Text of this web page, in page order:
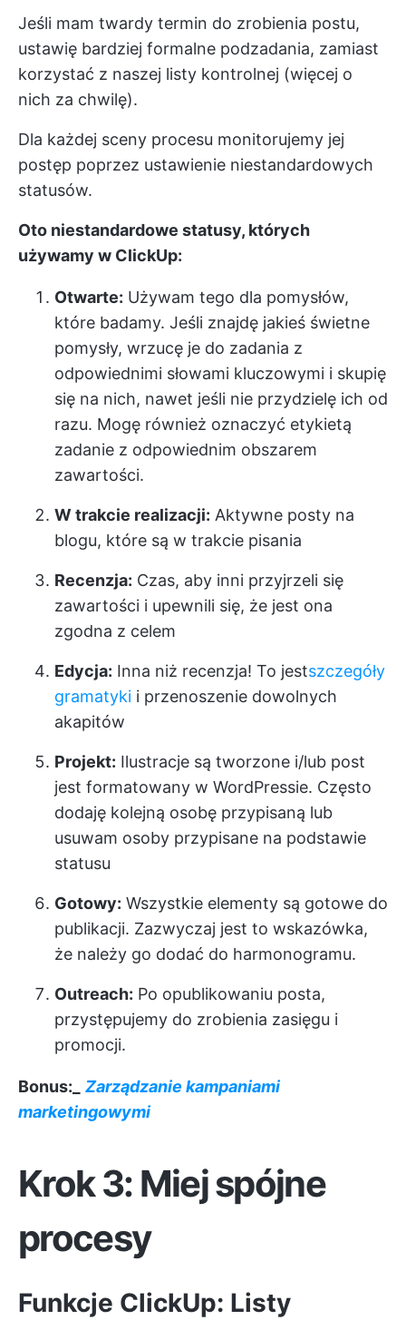
Jeśli mam twardy termin do zrobienia postu,
ustawię bardziej formalne podzadania, zamiast
korzystać z naszej listy kontrolnej (więcej o
nich za chwilę).
Dla każdej sceny procesu monitorujemy jej
postęp poprzez ustawienie niestandardowych
statusów.
Oto niestandardowe statusy, których
używamy w ClickUp:
Otwarte: Używam tego dla pomysłów,
które badamy. Jeśli znajdę jakieś świetne
pomysły, wrzucę je do zadania z
odpowiednimi słowami kluczowymi i skupię
się na nich, nawet jeśli nie przydzielę ich od
razu. Mogę również oznaczyć etykietą
zadanie z odpowiednim obszarem
zawartości.
W trakcie realizacji: Aktywne posty na
blogu, które są w trakcie pisania
Recenzja: Czas, aby inni przyjrzeli się
zawartości i upewnili się, że jest ona
zgodna z celem
Edycja: Inna niż recenzja! To jestszczegóły
gramatyki i przenoszenie dowolnych
akapitów
Projekt: Ilustracje są tworzone i/lub post
jest formatowany w WordPressie. Często
dodaję kolejną osobę przypisaną lub
usuwam osoby przypisane na podstawie
statusu
Gotowy: Wszystkie elementy są gotowe do
publikacji. Zazwyczaj jest to wskazówka,
że należy go dodać do harmonogramu.
Outreach: Po opublikowaniu posta,
przystępujemy do zrobienia zasięgu i
promocji.
Bonus:_
Zarządzanie kampaniami
marketingowymi
Krok 3: Miej spójne
procesy
Funkcje ClickUp: Listy